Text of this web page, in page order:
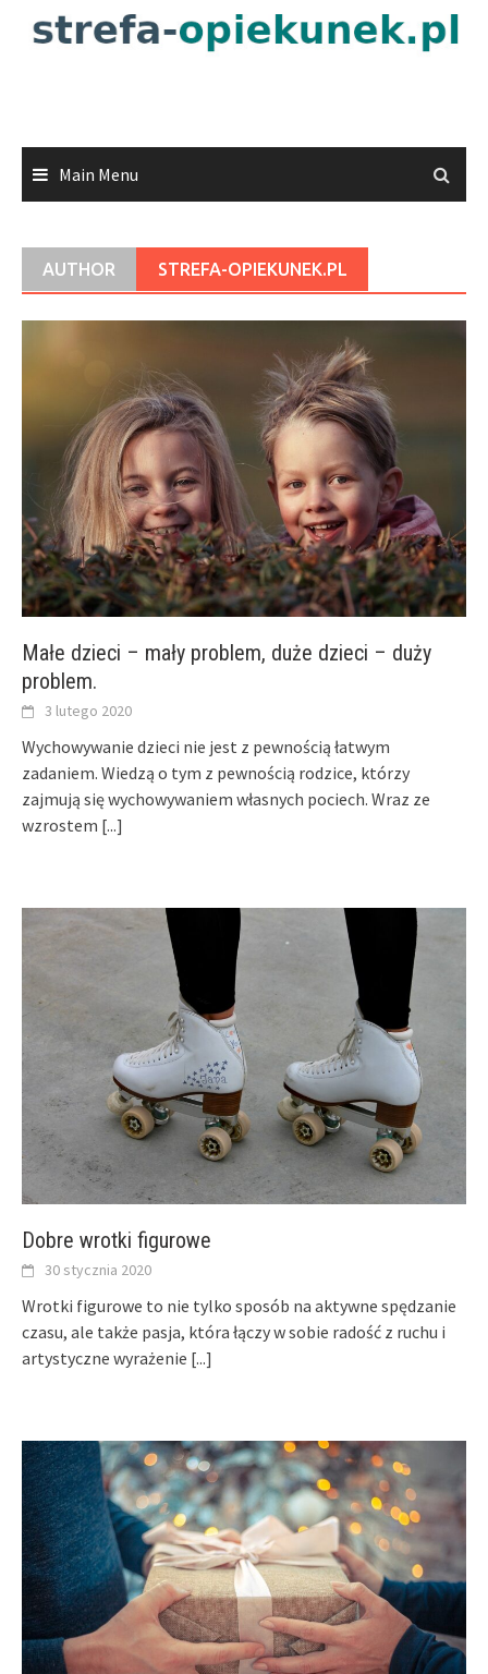
Main Menu
AUTHOR STREFA-OPIEKUNEK.PL
Małe dzieci – mały problem, duże dzieci – duży
problem.
3 lutego 2020
Wychowywanie dzieci nie jest z pewnością łatwym
zadaniem. Wiedzą o tym z pewnością rodzice, którzy
zajmują się wychowywaniem własnych pociech. Wraz ze
wzrostem [...]
Dobre wrotki figurowe
30 stycznia 2020
Wrotki figurowe to nie tylko sposób na aktywne spędzanie
czasu, ale także pasja, która łączy w sobie radość z ruchu i
artystyczne wyrażenie [...]